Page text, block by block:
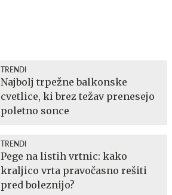
TRENDI
Najbolj trpežne balkonske
cvetlice, ki brez težav prenesejo
poletno sonce
TRENDI
Pege na listih vrtnic: kako
kraljico vrta pravočasno rešiti
pred boleznijo?